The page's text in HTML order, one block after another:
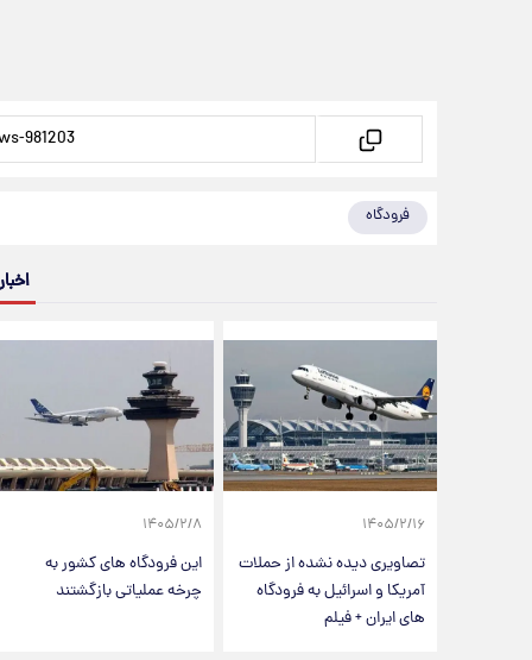
فرودگاه
۱۴۰۵/۲/۱۶
تصاویری دیده نشده از حملات
آمریکا و اسرائیل به فرودگاه
های ایران + فیلم
۱۴۰۵/۲/۸
این فرودگاه های کشور به
چرخه عملیاتی بازگشتند